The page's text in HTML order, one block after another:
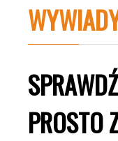
PROSTO